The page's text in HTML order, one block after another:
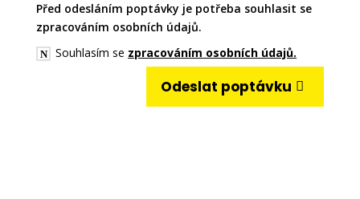
Před odesláním poptávky je potřeba souhlasit se
zpracováním osobních údajů.
Souhlasím se zpracováním osobních údajů.
Odeslat poptávku